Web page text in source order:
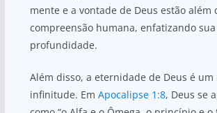
mente e a vontade de Deus estão além
compreensão humana, enfatizando
profundidade.
Além disso, a eternidade de Deus é um
infinitude. Em Apocalipse 1:8, Deus se